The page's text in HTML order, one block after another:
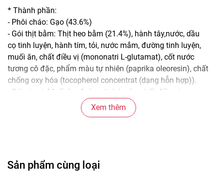
* Thành phần:
- Phôi cháo: Gạo (43.6%)
- Gói thịt bằm: Thịt heo bằm (21.4%), hành tây,nước, dầu
cọ tinh luyện, hành tím, tỏi, nước mắm, đường tinh luyện,
muối ăn, chất điều vị (mononatri L-glutamat), cốt nước
tương cô đặc, phẩm màu tự nhiên (paprika oleoresin), chất
chống oxy hóa (tocopherol concentrat (dạng hỗn hợp)).
- Gói gia vị: Muối ăn, đường tinh luyện, chất điều vị
(mononatri L-glutamat, dinatri 5′-guanylat, dinatri 5′-
inosinat), bột cà rốt (0.4%), hương liệu (hương vị tổng hợp),
trứng sấy, hành lá.
Xem thêm
Sản phẩm cùng loại